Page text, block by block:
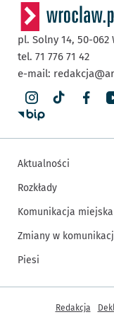
pl. Solny 14, 50-062
tel. 71 776 71 42
e-mail:
Aktualności
Rozkłady
Komunikacja miejska
Zmiany w
Piesi
Inne
Redakcja